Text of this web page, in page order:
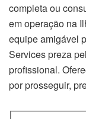
completa ou
em operação na
equipe amigável
Services preza
profissional.
por prosseguir,